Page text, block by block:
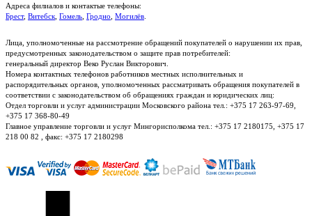
Адреса филиалов и контактые телефоны:
Брест, Витебск Гомель Гродно Могилёв
Лица, уполномоченные на рассмотрение обращений покупателей о нарушении их прав,
предусмотренных законодательством о защите прав потребителей:
генеральный директор Веко Руслан Викторович.
Номера контактных телефонов работников местных исполнительных и
распорядительных органов, уполномоченных рассматривать обращения покупателей в
соответствии с законодательством об обращениях граждан и юридических лиц:
Отдел торговли и услуг администрации Московского района тел.: +375 17 263-97-69,
+375 17 368-80-49
Главное управление торговли и услуг Мингорисполкома тел.: +375 17 2180175, +375 17
218 00 82 , факс: +375 17 2180298